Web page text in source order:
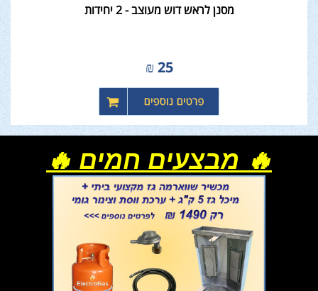
מסנן לראש דוש מעוצב - 2 יחידות
25
₪
🔥 מבצעים חמים 🔥